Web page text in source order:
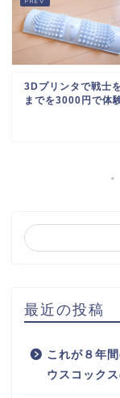
3Dプリンタで戦士
までを3000円で体
最近の投稿
これが８年
ウスコック